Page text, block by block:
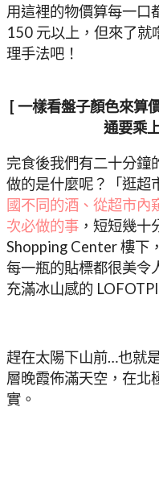
用這裡的物價算每一口
150 元以上，但來了就
理手法吧！
[ 一樣看盤子顏色來算
通要乘
完食後我們有二十分鐘
做的是什麼呢？「逛超
國不同的酒、從超市內
次必做的事 ，短短幾
Shopping Center 樓下
每一瓶的貼標都很美令
充滿冰山感的
趕在太陽下山前…也就
層晚霞佈滿天空，在北
實。